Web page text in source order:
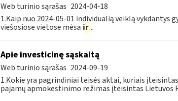
Web turinio sąrašas 2024-04-18
1.Kaip nuo 2024-05-01 individualią veiklą
viešosiose vietose mėsa ir...
Apie investicinę sąskaitą
Web turinio sąrašas 2024-09-19
1.Kokie yra pagrindiniai teisės aktai, kuriais
pajamų apmokestinimo režimas įteisintas Lietuvos